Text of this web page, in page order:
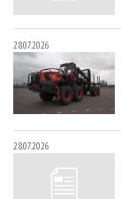
28.07.2026
28.07.2026